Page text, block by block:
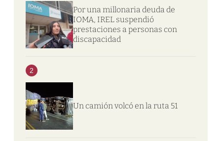
Por una millonaria deuda de
IOMA, IREL suspendió
prestaciones a personas con
discapacidad
2
Un camión volcó en la ruta 51